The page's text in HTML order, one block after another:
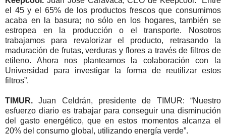
el 45 y el 65% de los productos frescos que consumimos
acaba en la basura; no sólo en los hogares, también se
estropea en la producción o el transporte. Nosotros
trabajamos para revalorizar el producto, retrasando la
maduración de frutas, verduras y flores a través de filtros de
etileno. Ahora nos planteamos la colaboración con la
Universidad para investigar la forma de reutilizar estos
filtros”.
TIMUR. Juan Celdrán, presidente de TIMUR: “Nuestro
esfuerzo diario es trabajar para conseguir una disminución
del gasto energético, que en estos momentos alcanza el
20% del consumo global, utilizando energía verde”.